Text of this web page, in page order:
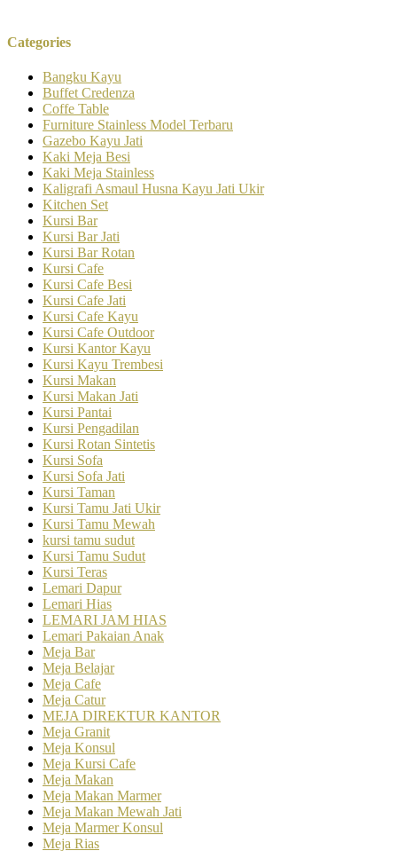
Categories
Bangku Kayu
Buffet Credenza
Coffe Table
Furniture Stainless Model Terbaru
Gazebo Kayu Jati
Kaki Meja Besi
Kaki Meja Stainless
Kaligrafi Asmaul Husna Kayu Jati Ukir
Kitchen Set
Kursi Bar
Kursi Bar Jati
Kursi Bar Rotan
Kursi Cafe
Kursi Cafe Besi
Kursi Cafe Jati
Kursi Cafe Kayu
Kursi Cafe Outdoor
Kursi Kantor Kayu
Kursi Kayu Trembesi
Kursi Makan
Kursi Makan Jati
Kursi Pantai
Kursi Pengadilan
Kursi Rotan Sintetis
Kursi Sofa
Kursi Sofa Jati
Kursi Taman
Kursi Tamu Jati Ukir
Kursi Tamu Mewah
kursi tamu sudut
Kursi Tamu Sudut
Kursi Teras
Lemari Dapur
Lemari Hias
LEMARI JAM HIAS
Lemari Pakaian Anak
Meja Bar
Meja Belajar
Meja Cafe
Meja Catur
MEJA DIREKTUR KANTOR
Meja Granit
Meja Konsul
Meja Kursi Cafe
Meja Makan
Meja Makan Marmer
Meja Makan Mewah Jati
Meja Marmer Konsul
Meja Rias